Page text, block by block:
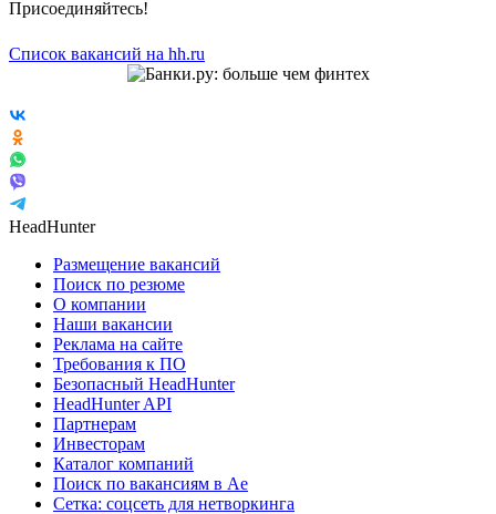
Присоединяйтесь!
Список вакансий на hh.ru
HeadHunter
Размещение вакансий
Поиск по резюме
О компании
Наши вакансии
Реклама на сайте
Требования к ПО
Безопасный HeadHunter
HeadHunter API
Партнерам
Инвесторам
Каталог компаний
Поиск по вакансиям в Ае
Сетка: соцсеть для нетворкинга